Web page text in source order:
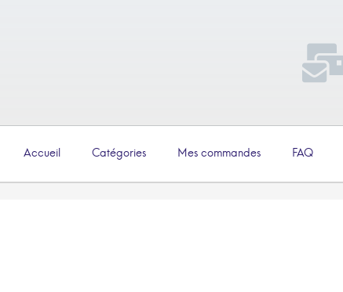
Accueil Catégories Mes commandes FAQ